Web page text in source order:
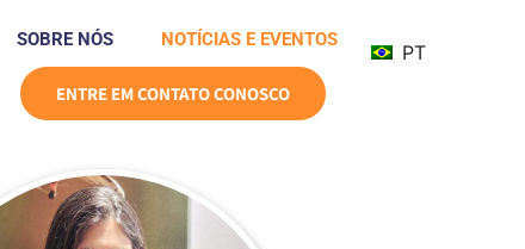
SOBRE NÓS NOTÍCIAS E EVENTOS
ENTRE EM CONTATO CONOSCO
PT